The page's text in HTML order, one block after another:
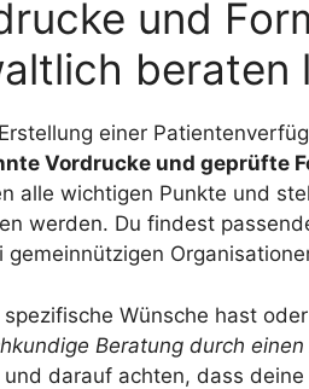
und
beraten
einer
Vordrucke und geprüfte
alle wichtigen Punkte und
werden. Du findest
gemeinnützigen
spezifische Wünsche hast
Beratung durch
darauf achten, dass